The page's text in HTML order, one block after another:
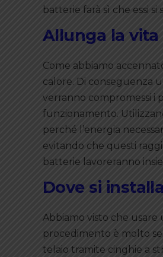
batterie farà sì che essi
Allunga la vita
Come abbiamo
calore. Di conseguenza
verranno compromessi i
funzionamento.
perché l’energia
evitando che questi
batterie lavoreranno
Dove si
Abbiamo visto che usare
procedimento è molto
telaio tramite cinghie a